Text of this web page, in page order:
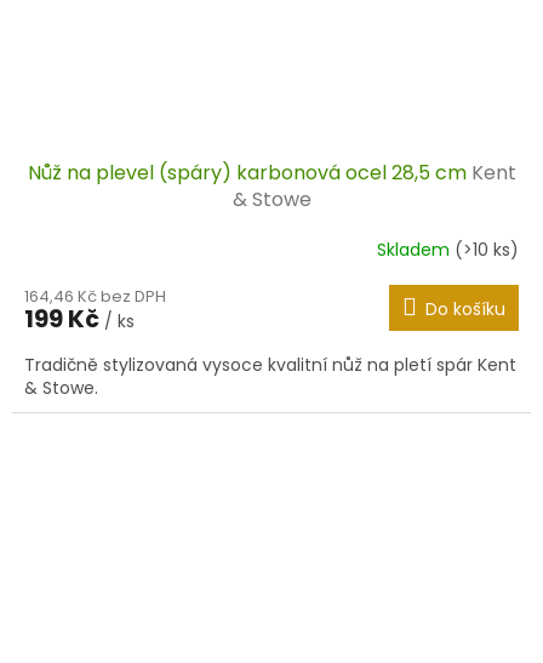
Nůž na plevel (spáry) karbonová ocel 28,5 cm Kent
& Stowe
Skladem (>10 ks)
164,46 Kč bez DPH
199 Kč / ks Do košíku
Tradičně stylizovaná vysoce kvalitní nůž na pletí spár Kent
& Stowe.